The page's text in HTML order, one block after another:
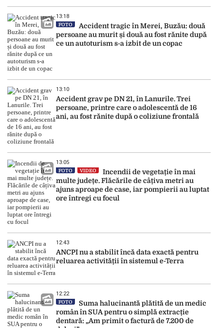
13:18
FOTO
Accident tragic în Merei, Buzău: două
persoane au murit și două au fost rănite după
ce un autoturism s-a izbit de un copac
13:10
Accident grav pe DN 21, în Lanurile. Trei
persoane, printre care o adolescentă de 16
ani, au fost rănite după o coliziune frontală
13:05
FOTO VIDEO
Incendii de vegetație în mai
multe județe. Flăcările de câțiva metri au
ajuns aproape de case, iar pompierii au luptat
ore întregi cu focul
12:43
ANCPI nu a stabilit încă data exactă pentru
reluarea activității în sistemul e-Terra
12:22
FOTO
Suma halucinantă plătită de un medic
român în SUA pentru o simplă extracție
dentară: „Am primit o factură de 7.200 de